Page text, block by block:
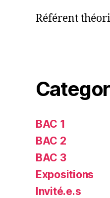
Référent
BAC 1
BAC 2
BAC 3
Expositions
Invité.e.s